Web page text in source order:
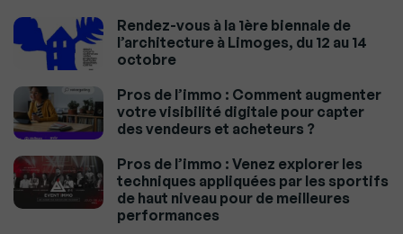
Rendez-vous à la 1ère biennale de
l’architecture à Limoges, du 12 au 14
octobre
Pros de l’immo : Comment augmenter
votre visibilité digitale pour capter
des vendeurs et acheteurs ?
Pros de l’immo : Venez explorer les
techniques appliquées par les sportifs
de haut niveau pour de meilleures
performances